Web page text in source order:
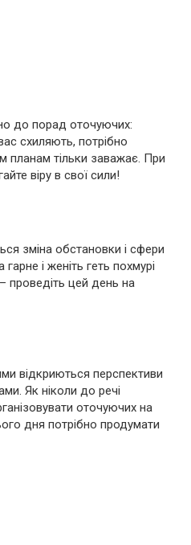
до порад оточуючих:
схиляють, потрібно
тільки заважає. При
віру в свої сили!
зміна обстановки і сфери
і женіть геть похмурі
проведіть цей день на
відкриються перспективи
Як ніколи до речі
оточуючих на
дня потрібно продумати